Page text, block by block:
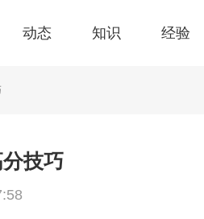
动态 知识 经验
技巧